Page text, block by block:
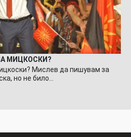
МИЦКОСКИ?
Мислев да пишувам за
но не било…